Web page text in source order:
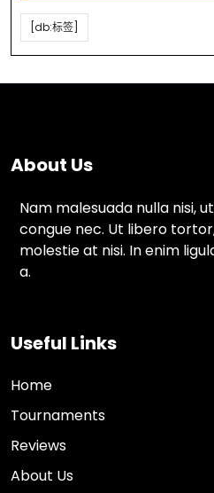
[db:标签]
About Us
Nam malesuada nulla nisi,
congue nec. Ut libero
molestie at nisi. In enim
a.
Useful Links
Home
Tournaments
Reviews
About Us